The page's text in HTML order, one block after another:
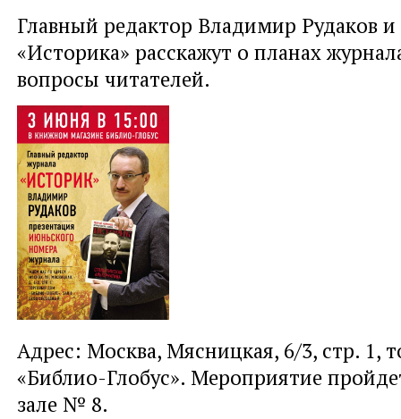
Главный редактор Владимир Рудаков
«Историка» расскажут о планах
вопросы читателей.
Адрес: Москва, Мясницкая, 6/3, стр. 1,
«Библио-Глобус». Мероприятие
зале № 8.